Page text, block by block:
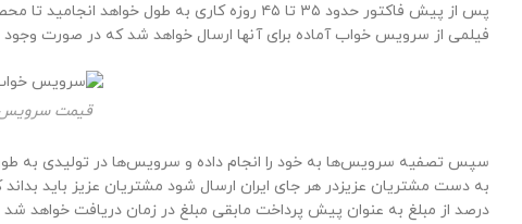
پس از پیش فاکتور حدود ۳۵ تا ۴۵ روزه کاری
فیلمی از سرویس خواب آماده برای آنها ارسال خواهد شد که در صورت وجود
قیمت سرویس
درصد از مبلغ به عنوان پیش پرداخت مابقی مبلغ در زمان دریافت خواهد شد